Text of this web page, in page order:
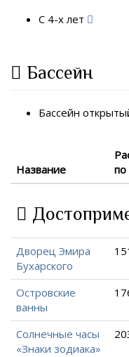
С 4-х лет
Бассейн
Бассейн
Название
по
Дворец Эмира
Бухарского
Островские
ванны
Солнечные часы
«Знаки зодиака»